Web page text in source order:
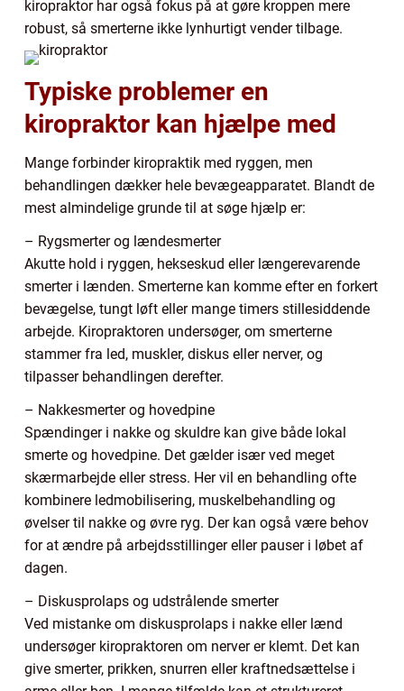
kiropraktor har også fokus på at gøre kroppen mere
robust, så smerterne ikke lynhurtigt vender tilbage.
Typiske problemer en
kiropraktor kan hjælpe med
Mange forbinder kiropraktik med ryggen, men
behandlingen dækker hele bevægeapparatet. Blandt de
mest almindelige grunde til at søge hjælp er:
– Rygsmerter og lændesmerter
Akutte hold i ryggen, hekseskud eller længerevarende
smerter i lænden. Smerterne kan komme efter en forkert
bevægelse, tungt løft eller mange timers stillesiddende
arbejde. Kiropraktoren undersøger, om smerterne
stammer fra led, muskler, diskus eller nerver, og
tilpasser behandlingen derefter.
– Nakkesmerter og hovedpine
Spændinger i nakke og skuldre kan give både lokal
smerte og hovedpine. Det gælder især ved meget
skærmarbejde eller stress. Her vil en behandling ofte
kombinere ledmobilisering, muskelbehandling og
øvelser til nakke og øvre ryg. Der kan også være behov
for at ændre på arbejdsstillinger eller pauser i løbet af
dagen.
– Diskusprolaps og udstrålende smerter
Ved mistanke om diskusprolaps i nakke eller lænd
undersøger kiropraktoren om nerver er klemt. Det kan
give smerter, prikken, snurren eller kraftnedsættelse i